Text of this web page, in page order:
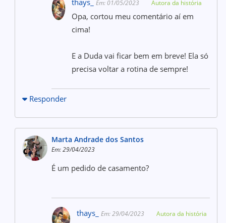
thays_ Em: 01/05/2023 Autora da história
Opa, cortou meu comentário aí em
cima!
E a Duda vai ficar bem em breve! Ela só
precisa voltar a rotina de sempre!
Responder
Marta Andrade dos Santos
Em: 29/04/2023
É um pedido de casamento?
thays_ Em: 29/04/2023 Autora da história